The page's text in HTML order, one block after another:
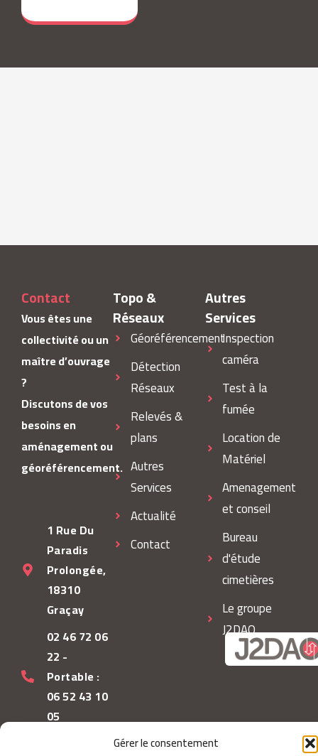
Gérer le consentement
Contact
Vous êtes une
collectivité ou un
maître d’ouvrage
?
Discutons de vos
besoins en
aménagement ou
géoréférencement.
1 Rue Du
Paradis
Prolongée,
18310
Graçay
02 46 72 06
22 -
Portable :
06 52 43 10
05
Contact@j2dao.com
Topo &
Réseaux
Géoréférencement
Détection
Réseaux
Relevés &
plans
Autres
Services
Actualité
Contact
Autres
Services
Inspection
caméra
Test à la
fumée
Location de
Matériel
Amenagement
et conseil
Bureau
d'étude
cimetières
Le groupe
J2DAO